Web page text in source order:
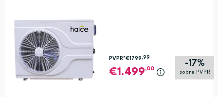
-17%
sobre PVPR
PVPR*€1799,99
1.499,00